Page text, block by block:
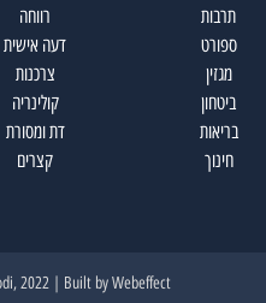
תרבות
ספורט
מגזין
ביטחון
בריאות
חינוך
רווחה
דעה אישית
צרכנות
קולינריה
דת ומסורת
קצרים
2022 | Built byWebeffect ©